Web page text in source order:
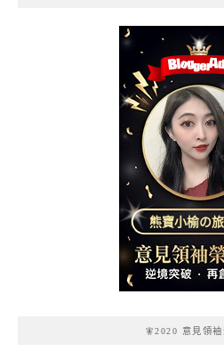
熊寶小榆の
記
🧚2020 意見領袖